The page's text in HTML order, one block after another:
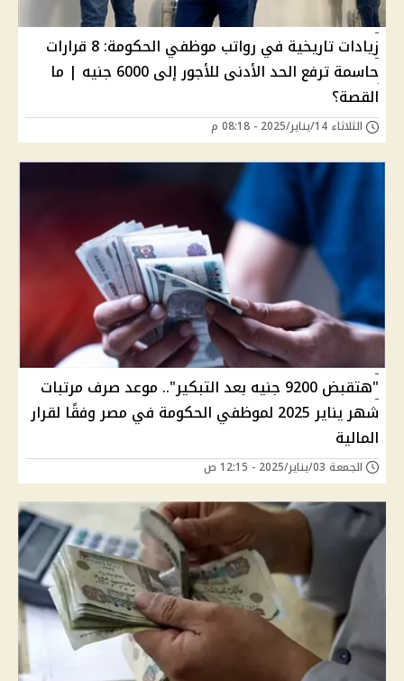
زيادات تاريخية في رواتب موظفي الحكومة: 8 قرارات
حاسمة ترفع الحد الأدنى للأجور إلى 6000 جنيه | ما
القصة؟
الثلاثاء 14/يناير/2025 - 08:18 م
"هتقبض 9200 جنيه بعد التبكير".. موعد صرف مرتبات
شهر يناير 2025 لموظفي الحكومة في مصر وفقًا لقرار
المالية
الجمعة 03/يناير/2025 - 12:15 ص